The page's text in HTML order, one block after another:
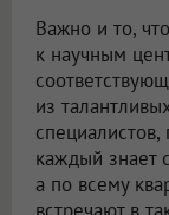
Важно и то,
к научным
из
каждый знает
а по всему